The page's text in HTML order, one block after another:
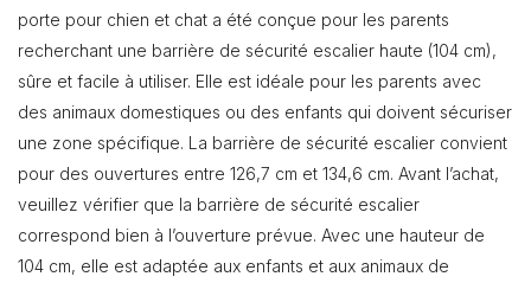
porte pour chien et chat a été conçue pour les parents
recherchant une barrière de sécurité escalier haute (104 cm),
sûre et facile à utiliser. Elle est idéale pour les parents avec
des animaux domestiques ou des enfants qui doivent sécuriser
une zone spécifique. La barrière de sécurité escalier convient
pour des ouvertures entre 126,7 cm et 134,6 cm. Avant l’achat,
veuillez vérifier que la barrière de sécurité escalier
correspond bien à l’ouverture prévue. Avec une hauteur de
104 cm, elle est adaptée aux enfants et aux animaux de